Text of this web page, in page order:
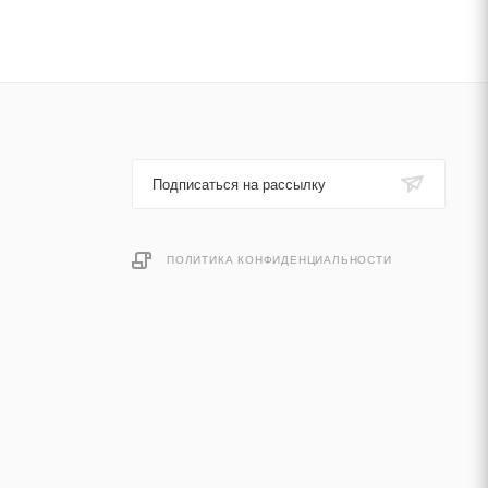
Подписаться на рассылку
ПОЛИТИКА КОНФИДЕНЦИАЛЬНОСТИ